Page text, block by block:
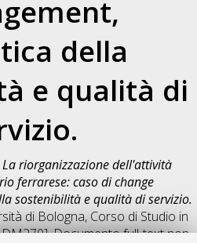
della
e qualità di
La riorganizzazione dell'attività
ferrarese: caso di change
sostenibilità e qualità di servizio.
di Bologna, Corso di Studio in
, Documento full-text non